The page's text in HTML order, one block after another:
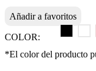
Añadir a favoritos
COLOR:
*El color del producto